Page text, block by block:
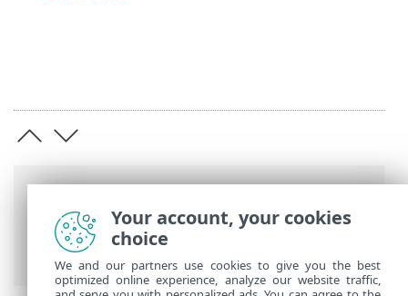
ESET-ova online pomoć > ESET HOME
Uvod ESET HOME
> Novosti
Your account, your cookies
choice
We and our partners use cookies to give you the best
optimized online experience, analyze our website traffic,